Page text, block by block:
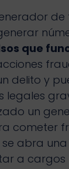
que
delito y
legales
un
cometer
abra una
a cargos